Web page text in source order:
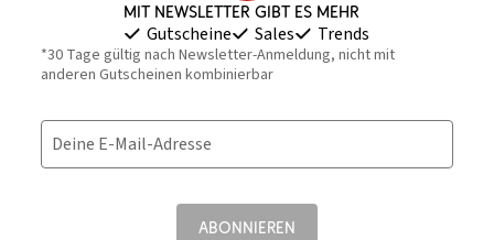
Mit Newsletter gibt es mehr
Gutscheine Sales Trends
*30 Tage gültig nach Newsletter-Anmeldung, nicht mit
anderen Gutscheinen kombinierbar
Deine E-Mail-Adresse
ABONNIEREN